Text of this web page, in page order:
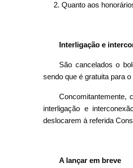
Quanto aos
Interligação e
São cancelados o
sendo que é gratuita para
Concomitantemente,
interligação e
deslocarem à referida
A lançar em breve